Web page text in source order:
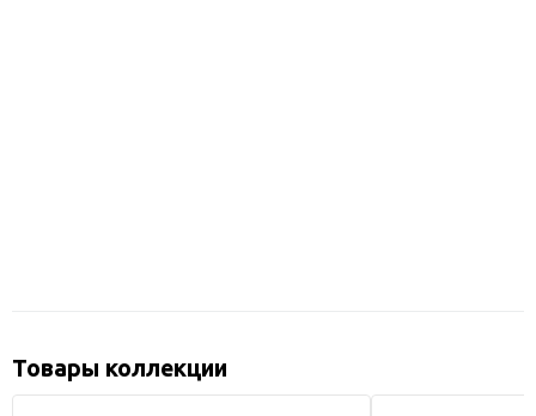
Товары коллекции